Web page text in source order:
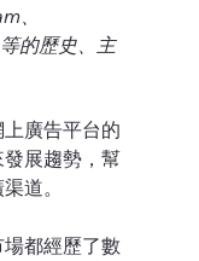
、
的歷史、主
廣告平台的
展趨勢，幫
道。
都經歷了數